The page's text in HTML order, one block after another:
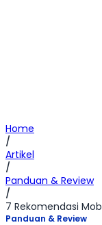
Home
/
Artikel
/
Panduan & Review
/
7 Rekomendasi
Panduan & Review